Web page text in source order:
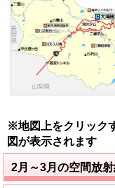
※地図上をクリック
図が表示されます
2月～3月の空間放